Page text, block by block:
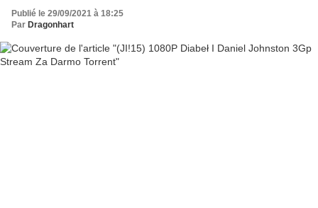
Publié le 29/09/2021 à 18:25
Par Dragonhart